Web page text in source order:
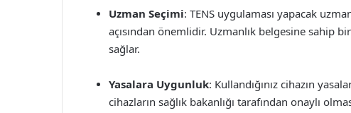
Uzman Seçimi: TENS uygulaması yapacak
açısından önemlidir. Uzmanlık belgesine sahip
sağlar.
Yasalara Uygunluk: Kullandığınız cihazın
cihazların sağlık bakanlığı tarafından onaylı